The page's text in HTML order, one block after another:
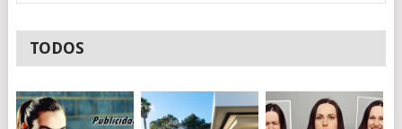
TODOS